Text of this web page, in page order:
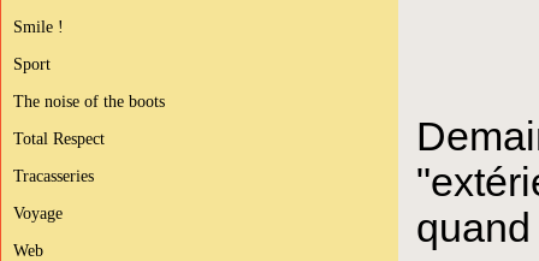
Smile !
Sport
The noise of the boots
Total Respect
Tracasseries
Voyage
Web